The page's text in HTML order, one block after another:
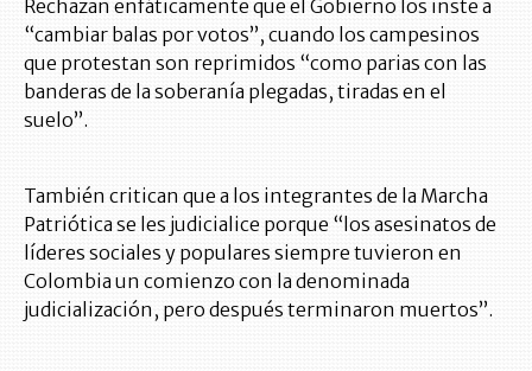
Rechazan enfáticamente que el Gobierno los inste a
“cambiar balas por votos”, cuando los campesinos
que protestan son reprimidos “como parias con las
banderas de la soberanía plegadas, tiradas en el
suelo”.
También critican que a los integrantes de la Marcha
Patriótica se les judicialice porque “los asesinatos de
líderes sociales y populares siempre tuvieron en
Colombia un comienzo con la denominada
judicialización, pero después terminaron muertos”.